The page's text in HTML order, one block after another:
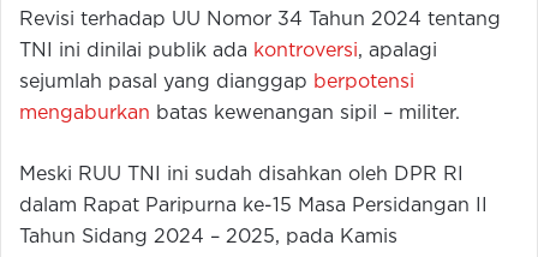
Revisi terhadap UU Nomor 34 Tahun 2024 tentang
TNI ini dinilai publik ada kontroversi, apalagi
sejumlah pasal yang dianggap berpotensi
mengaburkan batas kewenangan sipil – militer.
Meski RUU TNI ini sudah disahkan oleh DPR RI
dalam Rapat Paripurna ke-15 Masa Persidangan II
Tahun Sidang 2024 – 2025, pada Kamis